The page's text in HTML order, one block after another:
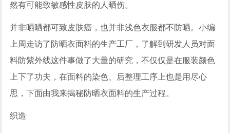
然有可能致敏感性皮肤的人晒伤。
并非晒晒都可致皮肤癌，也并非浅色衣服都不防晒。小编
上周走访了防晒衣面料的生产工厂，了解到研发人员对面
料防紫外线这件事做了大量的研究，不仅仅是在服装颜色
上下了功夫，在面料的染色、后整理工序上也是用尽心
思，下面由我来揭秘防晒衣面料的生产过程。
织造